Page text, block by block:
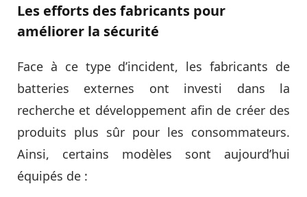
Les efforts des fabricants pour
améliorer la sécurité
Face à ce type d’incident, les fabricants de
batteries externes ont investi dans la
recherche et développement afin de créer des
produits plus sûr pour les consommateurs.
Ainsi, certains modèles sont aujourd’hui
équipés de :